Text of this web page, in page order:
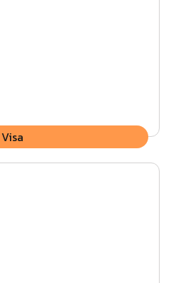
Visa